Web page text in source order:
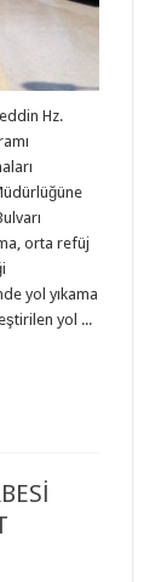
Hz.
orta refüj
yol yıkama
yol ...